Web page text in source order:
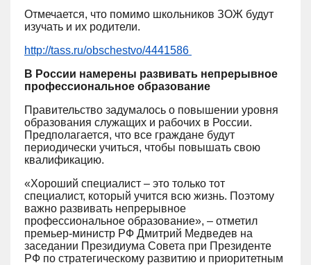
Отмечается, что помимо школьников ЗОЖ будут
изучать и их родители.
http://tass.ru/obschestvo/4441586
В России намерены развивать непрерывное
профессиональное образование
Правительство задумалось о повышении уровня
образования служащих и рабочих в России.
Предполагается, что все граждане будут
периодически учиться, чтобы повышать свою
квалификацию.
«Хороший специалист – это только тот
специалист, который учится всю жизнь. Поэтому
важно развивать непрерывное
профессиональное образование», – отметил
премьер-министр РФ Дмитрий Медведев на
заседании Президиума Совета при Президенте
РФ по стратегическому развитию и приоритетным